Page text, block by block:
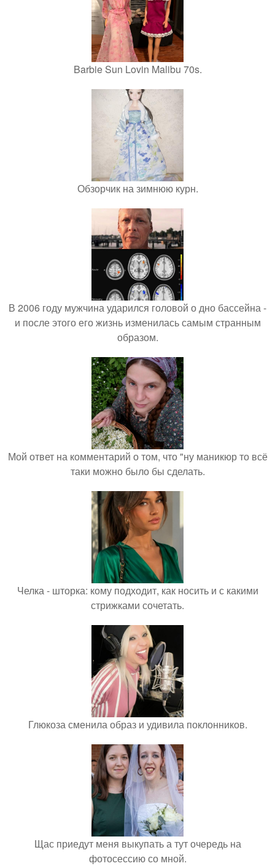
Barbie Sun Lovin Malibu 70s.
Обзорчик на зимнюю курн.
В 2006 году мужчина ударился головой о дно бассейна -
и после этого его жизнь изменилась самым странным
образом.
Мой ответ на комментарий о том, что "ну маникюр то всё
таки можно было бы сделать.
Челка - шторка: кому подходит, как носить и с какими
стрижками сочетать.
Глюкоза сменила образ и удивила поклонников.
Щас приедут меня выкупать а тут очередь на
фотосессию со мной.